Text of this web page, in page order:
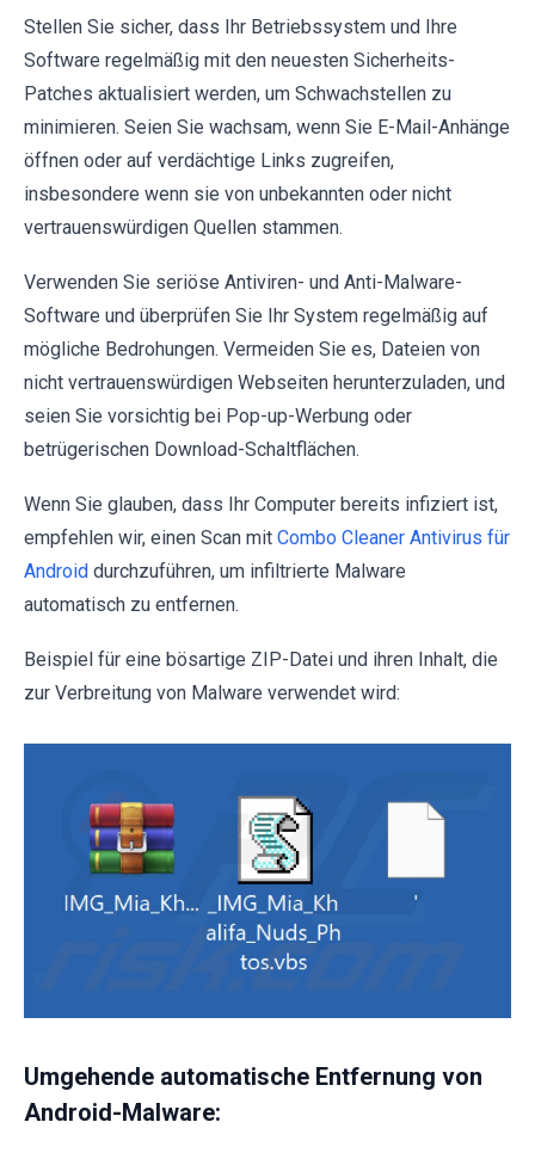
Stellen Sie sicher, dass Ihr Betriebssystem und Ihre
Software regelmäßig mit den neuesten Sicherheits-
Patches aktualisiert werden, um Schwachstellen zu
minimieren. Seien Sie wachsam, wenn Sie E-Mail-Anhänge
öffnen oder auf verdächtige Links zugreifen,
insbesondere wenn sie von unbekannten oder nicht
vertrauenswürdigen Quellen stammen.
Verwenden Sie seriöse Antiviren- und Anti-Malware-
Software und überprüfen Sie Ihr System regelmäßig auf
mögliche Bedrohungen. Vermeiden Sie es, Dateien von
nicht vertrauenswürdigen Webseiten herunterzuladen, und
seien Sie vorsichtig bei Pop-up-Werbung oder
betrügerischen Download-Schaltflächen.
Wenn Sie glauben, dass Ihr Computer bereits infiziert ist,
empfehlen wir, einen Scan mit Combo Cleaner Antivirus für
Android durchzuführen, um infiltrierte Malware
automatisch zu entfernen.
Beispiel für eine bösartige ZIP-Datei und ihren Inhalt, die
zur Verbreitung von Malware verwendet wird:
Umgehende automatische Entfernung von
Android-Malware: